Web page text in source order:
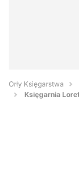
Orły Księgarstwa
Księgarnia